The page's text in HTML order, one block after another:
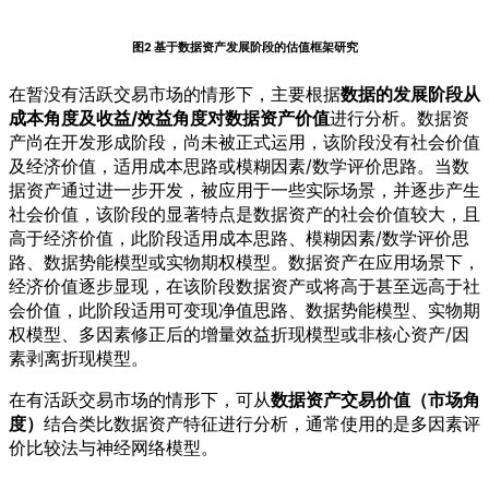
图2 基于数据资产发展阶段的估值框架研究
在暂没有活跃交易市场的情形下，主要根据数据的发展阶段从
成本角度及收益/效益角度对数据资产价值进行分析。数据资
产尚在开发形成阶段，尚未被正式运用，该阶段没有社会价值
及经济价值，适用成本思路或模糊因素/数学评价思路。当数
据资产通过进一步开发，被应用于一些实际场景，并逐步产生
社会价值，该阶段的显著特点是数据资产的社会价值较大，且
高于经济价值，此阶段适用成本思路、模糊因素/数学评价思
路、数据势能模型或实物期权模型。数据资产在应用场景下，
经济价值逐步显现，在该阶段数据资产或将高于甚至远高于社
会价值，此阶段适用可变现净值思路、数据势能模型、实物期
权模型、多因素修正后的增量效益折现模型或非核心资产/因
素剥离折现模型。
在有活跃交易市场的情形下，可从数据资产交易价值（市场角
度） 结合类比数据资产特征进行分析，通常使用的是多因素评
价比较法与神经网络模型。